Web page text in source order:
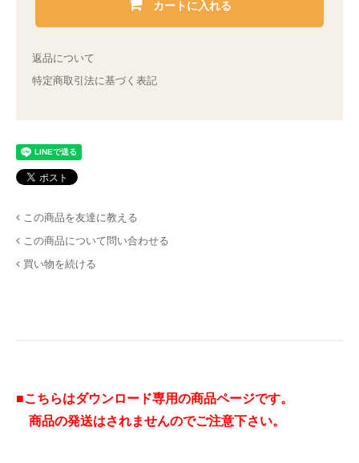
カートに入れる
返品について
特定商取引法に基づく表記
この商品を友達に教える
この商品について問い合わせる
買い物を続ける
■こちらはダウンロード専用の商品ページです。
商品の発送はされませんのでご注意下さい。